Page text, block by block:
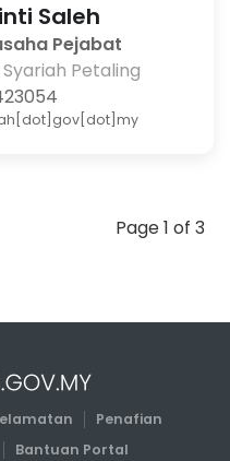
Saleh
Pejabat
Petaling
Page 1 of 3
Penafian
Bantuan Portal